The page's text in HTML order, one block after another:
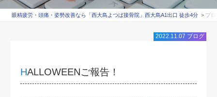
眼精疲労・頭痛・姿勢改善なら「西大島よつば接骨院」西大島A1出口 徒歩4分 ブロ
2022.11.07 ブログ
HALLOWEENご報告！